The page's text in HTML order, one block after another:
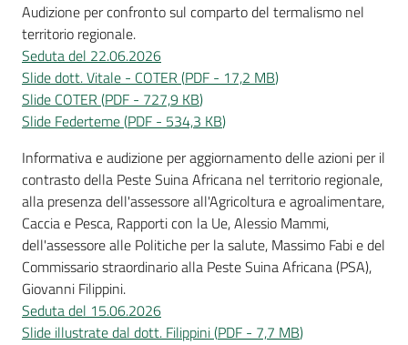
Audizione per confronto sul comparto del termalismo nel
territorio regionale.
Seduta del 22.06.2026
Slide dott. Vitale - COTER (PDF - 17,2 MB)
Slide COTER (PDF - 727,9 KB)
Slide Federteme(PDF - 534,3 KB)
Informativa e audizione per aggiornamento delle azioni per il
contrasto della Peste Suina Africana nel territorio regionale,
alla presenza dell'assessore all'Agricoltura e agroalimentare,
Caccia e Pesca, Rapporti con la Ue, Alessio Mammi,
dell'assessore alle Politiche per la salute, Massimo Fabi e del
Commissario straordinario alla Peste Suina Africana (PSA),
Giovanni Filippini.
Seduta del 15.06.2026
Slide illustrate dal dott. Filippini(PDF - 7,7 MB)